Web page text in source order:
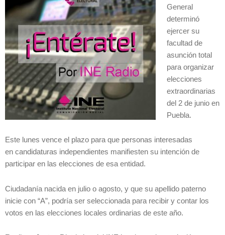
General
determinó
ejercer su
facultad de
asunción total
para organizar
elecciones
extraordinarias
del 2 de junio en
Puebla.
Este lunes vence el plazo para que personas interesadas
en candidaturas independientes manifiesten su intención de
participar en las elecciones de esa entidad.
Ciudadanía nacida en julio o agosto, y que su apellido paterno
inicie con “A”, podría ser seleccionada para recibir y contar los
votos en las elecciones locales ordinarias de este año.